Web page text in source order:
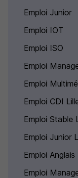
Emploi Junior
Emploi IOT
Emploi ISO
Emploi
Emploi
Emploi CDI
Emploi Stable
Emploi Junior
Emploi Anglais
Emploi